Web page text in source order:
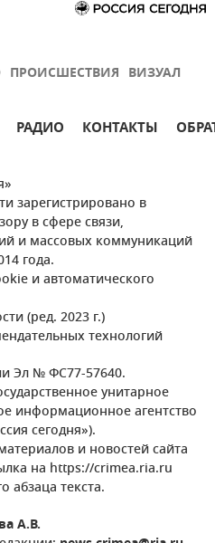
ПРОИСШЕСТВИЯ ВИЗУАЛ
РАДИО КОНТАКТЫ
зарегистрировано в
в сфере связи,
и массовых коммуникаций
года.
и автоматического
(ред. 2023 г.)
технологий
Эл № ФС77-57640.
унитарное
информационное агентство
сегодня»).
и новостей сайта
на https://crimea.ria.ru
абзаца текста.
А.В.